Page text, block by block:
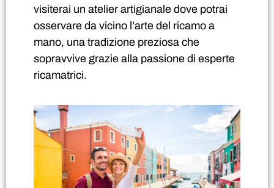
visiterai un atelier artigianale dove potrai
osservare da vicino l’arte del ricamo a
mano, una tradizione preziosa che
sopravvive grazie alla passione di esperte
ricamatrici.